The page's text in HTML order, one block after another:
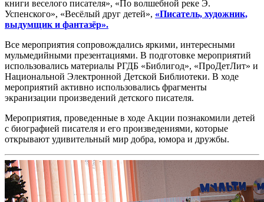
книги веселого писателя», «По волшебной реке Э.
Успенского», «Весёлый друг детей», «Писатель, художник,
выдумщик и фантазёр».
Все мероприятия сопровождались яркими, интересными
мульмедийными презентациями. В подготовке мероприятий
использовались материалы РГДБ «Библигод», «ПроДетЛит» и
Национальной Электронной Детской Библиотеки. В ходе
мероприятий активно использовались фрагменты
экранизации произведений детского писателя.
Мероприятия, проведенные в ходе Акции познакомили детей
с биографией писателя и его произведениями, которые
открывают удивительный мир добра, юмора и дружбы.